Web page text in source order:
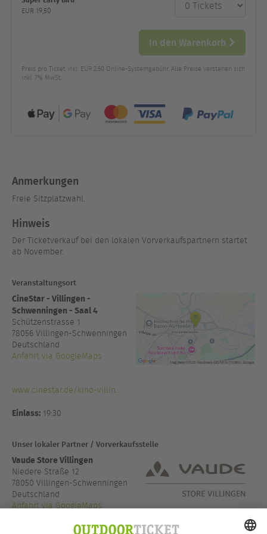
und Preis
EUR 19,50
In den Warenkorb
Preis pro Ticket inkl. EUR 2,50 Online-Systemgebühr. Alle Preise verstehen sich
inkl. 7% MwSt.
Anmerkungen
Freie Sitzplatzwahl.
Hinweis
Der Ticketverkauf bei den lokalen Vorverkaufspartnern startet
ab November.
Veranstaltungsort
CineStar - Villingen -
Schwenningen - Saal 4
Schützenstrasse 1
78056 Villingen-Schwenningen
Deutschland
Anfahrt via GoogleMaps
www.cinestar.de/kino-villin...
Einlass: 19:30
Unser lokaler Partner / Vorverkaufsstelle
Vaude Store Villingen
Niedere Straße 12
78050 Villingen-Schwenningen
Deutschland
Anfahrt via GoogleMaps